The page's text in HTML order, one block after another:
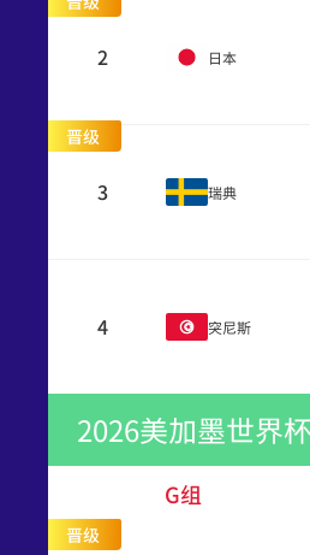
2 日本
3
晋级
瑞典
4 突尼斯
2026美加墨世界
G组
晋级